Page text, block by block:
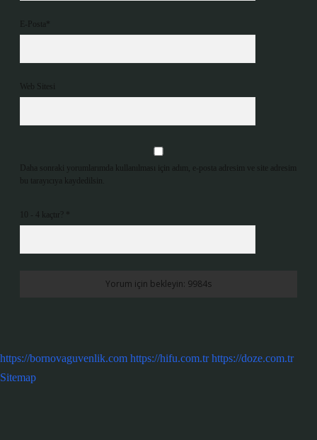
E-Posta*
Web Sitesi
Daha sonraki yorumlarımda kullanılması için adım, e-posta adresim ve site adresim
bu tarayıcıya kaydedilsin.
10 - 4 kaçtır?
https://bornovaguvenlik.com https://hifu.com.tr https://doze.com.tr
Sitemap